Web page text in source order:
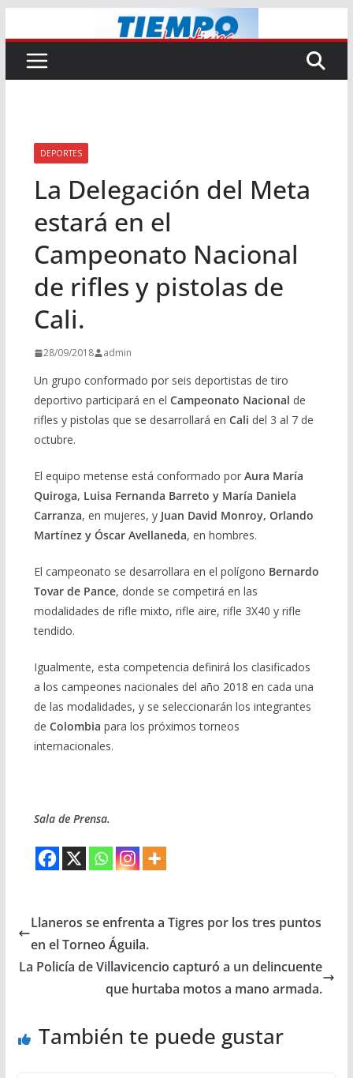
al
contenido
DEPORTES
La Delegación del Meta
estará en el
Campeonato Nacional
de rifles y pistolas de
Cali.
28/09/2018 admin
Un grupo conformado por seis deportistas de tiro
deportivo participará en el Campeonato Nacional de
rifles y pistolas que se desarrollará en Cali del 3 al 7 de
octubre.
El equipo metense está conformado por Aura María
Quiroga, Luisa Fernanda Barreto y María Daniela
Carranza, en mujeres, y Juan David Monroy, Orlando
Martínez y Óscar Avellaneda, en hombres.
El campeonato se desarrollara en el polígono Bernardo
Tovar de Pance, donde se competirá en las
modalidades de rifle mixto, rifle aire, rifle 3X40 y rifle
tendido.
Igualmente, esta competencia definirá los clasificados
a los campeones nacionales del año 2018 en cada una
de las modalidades, y se seleccionarán los integrantes
de Colombia para los próximos torneos
internacionales.
Sala de Prensa.
Llaneros se enfrenta a Tigres por los tres puntos
en el Torneo Águila.
La Policía de Villavicencio capturó a un delincuente
que hurtaba motos a mano armada.
También te puede gustar